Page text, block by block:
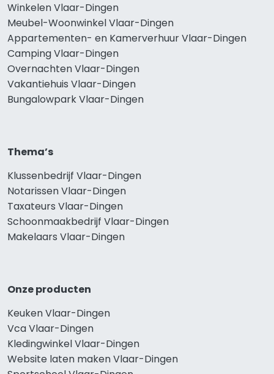
Winkelen Vlaar-Dingen
Meubel-Woonwinkel Vlaar-Dingen
Appartementen- en Kamerverhuur Vlaar-Dingen
Camping Vlaar-Dingen
Overnachten Vlaar-Dingen
Vakantiehuis Vlaar-Dingen
Bungalowpark Vlaar-Dingen
Thema’s
Klussenbedrijf Vlaar-Dingen
Notarissen Vlaar-Dingen
Taxateurs Vlaar-Dingen
Schoonmaakbedrijf Vlaar-Dingen
Makelaars Vlaar-Dingen
Onze producten
Keuken Vlaar-Dingen
Vca Vlaar-Dingen
Kledingwinkel Vlaar-Dingen
Website laten maken Vlaar-Dingen